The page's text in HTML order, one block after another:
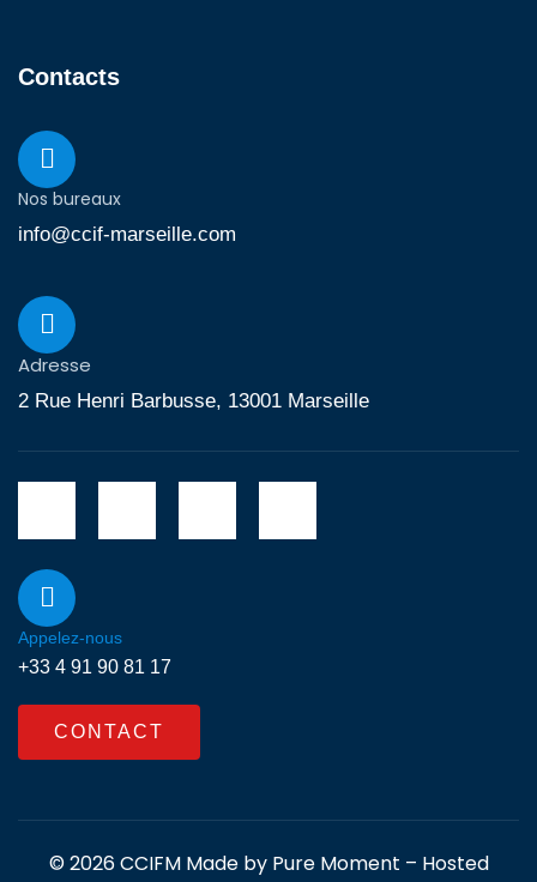
Contacts
Nos bureaux
info@ccif-marseille.com
Adresse
2 Rue Henri Barbusse, 13001 Marseille
Appelez-nous
+33 4 91 90 81 17
CONTACT
© 2026 CCIFM Made by Pure Moment – Hosted